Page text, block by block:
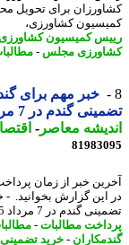
برای تحویل
کشاورزی،
کمیسیون کشاورزی-
مجلس-مطالبات-
خبر مهم برای
گندم در 7 مرداد 1405 مشخص شد
معاصر-اقتصادی
گزارش بخوانید. - خبر
در 7 مرداد 1405 مشخص شد / پرداخت ...
مطالبات-مطالبات
- خرید تضمینی-